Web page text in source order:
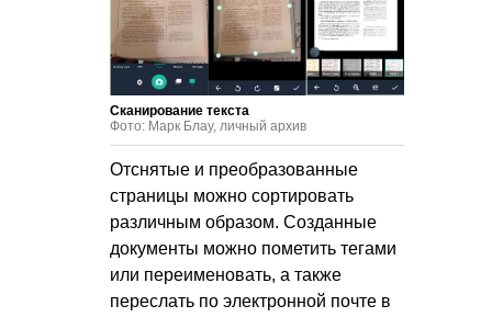
Сканирование текста
Фото: Марк Блау, личный архив
Отснятые и преобразованные
страницы можно сортировать
различным образом. Созданные
документы можно пометить тегами
или переименовать, а также
переслать по электронной почте в